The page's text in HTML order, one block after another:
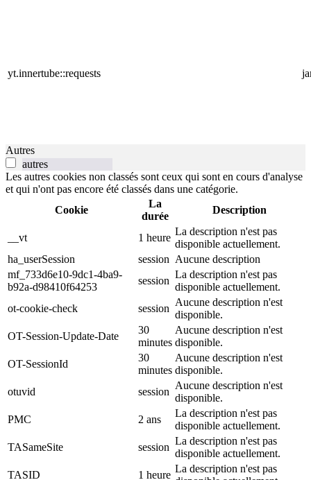
yt.innertube::requests
Autres
autres
Les autres cookies non classés sont ceux qui sont en cours d'analyse
et qui n'ont pas encore été classés dans une catégorie.
Cookie
La
durée
Description
__vt 1 heure
La description n'est pas
disponible actuellement.
ha_userSession
session Aucune description
mf_733d6e10-9dc1-4ba9-
b92a-d98410f64253
session
La description n'est pas
disponible actuellement.
ot-cookie-check
session
Aucune description n'est
disponible.
OT-Session-Update-Date
30
minutes
Aucune description n'est
disponible.
OT-SessionId
30
minutes
Aucune description n'est
disponible.
otuvid
session
Aucune description n'est
disponible.
PMC
2 ans
La description n'est pas
disponible actuellement.
TASameSite
session
La description n'est pas
disponible actuellement.
TASID
1 heure
La description n'est pas